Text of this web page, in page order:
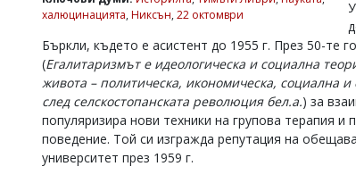
Колев,
office@flagman.bg
Коментарите
статиите
халюцинацията, Никсън, 22 октомври
Бъркли, където е асистент до 1955 г. През 50-те
(Егалитаризмът е идеологическа и социална
живота – политическа, икономическа, социална
след селскостопанската революция бел.а.) за
популяризира нови техники на групова терапия
поведение. Той си изгражда репутация на
университет през 1959 г.